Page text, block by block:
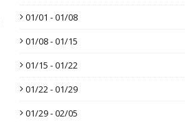
01/01 - 01/08
01/08 - 01/15
01/15 - 01/22
01/22 - 01/29
01/29 - 02/05